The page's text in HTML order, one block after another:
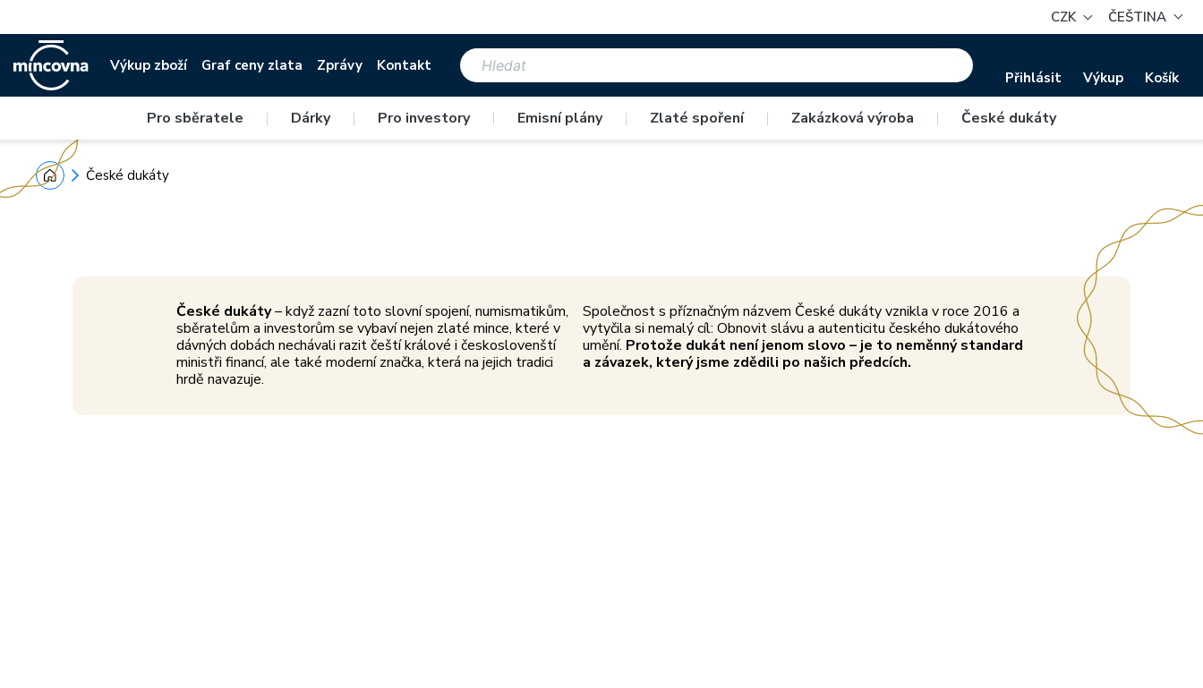
CZK ČEŠTINA
Výkup zboží Graf ceny zlata Zprávy Kontakt
Přihlásit Výkup Košík
Pro sběratele | Dárky | Pro investory | Emisní plány | Zlaté spoření | Zakázková výroba | České dukáty
České dukáty
V drahých kovech se zrcadlí tisíc let
Předním českým medailérům nechybí
Rukodělná práce se snoubí s moderními
Nízký náklad
Limitované edice činí z českých dukátů
České dukáty– když zazní toto slovní spojení, numismatikům,
sběratelům a investorům se vybaví nejen zlaté mince, které v
dávných dobách nechávali razit čeští králové i českoslovenští
ministři financí, ale také moderní značka, která na jejich tradici
hrdě navazuje.
Společnost s příznačným názvem České dukáty vznikla v roce 2016 a
vytyčila si nemalý cíl: Obnovit slávu a autenticitu českého dukátového
umění. Protože dukát není jenom slovo – je to neměnný standard
a závazek, který jsme zdědili po našich předcích.